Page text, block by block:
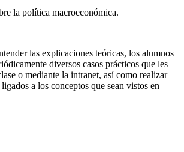
la política macroeconómica.
las explicaciones teóricas, los alumnos
diversos casos prácticos que les
o mediante la intranet, así como realizar
a los conceptos que sean vistos en